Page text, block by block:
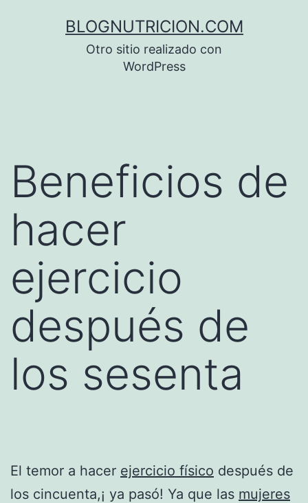
BLOGNUTRICION.COM
Otro sitio realizado con
WordPress
Beneficios de
hacer
ejercicio
después de
los sesenta
El temor a hacer ejercicio físico después de
los cincuenta,¡ ya pasó! Ya que las mujeres